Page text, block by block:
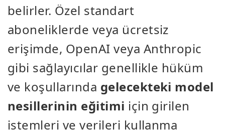
belirler. Özel standart
aboneliklerde veya ücretsiz
erişimde, OpenAI veya Anthropic
gibi sağlayıcılar genellikle hüküm
ve koşullarında gelecekteki model
nesillerinin eğitimi için girilen
istemleri ve verileri kullanma